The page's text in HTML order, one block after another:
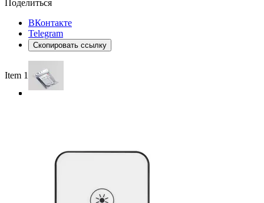
Поделиться
ВКонтакте
Telegram
Скопировать ссылку
Item 1 of 3